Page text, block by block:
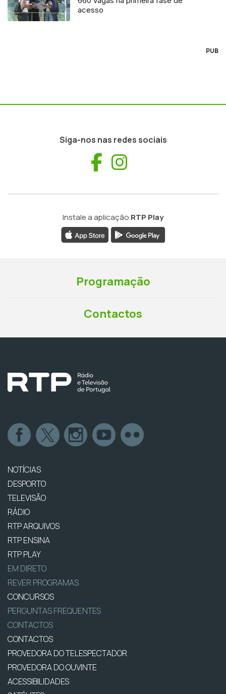
acesso
PUB
Siga-nos nas redes sociais
Facebook
Instale a aplicação RTP Play
Programação
Contactos
NOTÍCIAS
DESPORTO
TELEVISÃO
RÁDIO
RTP ARQUIVOS
RTP ENSINA
RTP PLAY
EM DIRETO
REVER PROGRAMAS
CONCURSOS
PERGUNTAS FREQUENTES
CONTACTOS
CONTACTOS
PROVEDORA DO TELESPECTADOR
PROVEDORA DO OUVINTE
ACESSIBILIDADES